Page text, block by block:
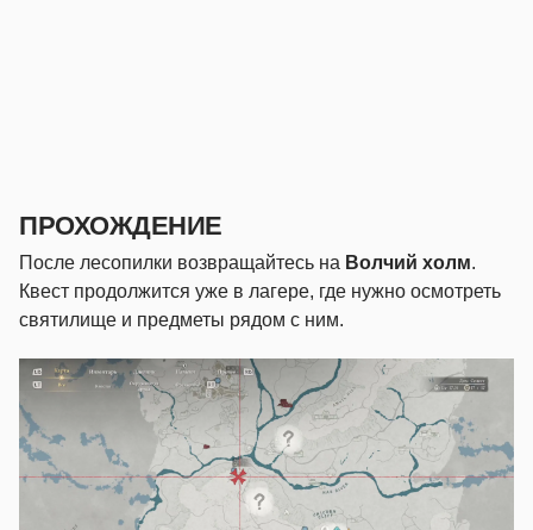
ПРОХОЖДЕНИЕ
После лесопилки возвращайтесь на Волчий холм.
Квест продолжится уже в лагере, где нужно осмотреть
святилище и предметы рядом с ним.